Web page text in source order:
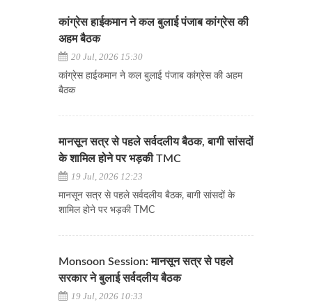
कांग्रेस हाईकमान ने कल बुलाई पंजाब कांग्रेस की
अहम बैठक
20 Jul, 2026 15:30
कांग्रेस हाईकमान ने कल बुलाई पंजाब कांग्रेस की अहम
बैठक
मानसून सत्र से पहले सर्वदलीय बैठक, बागी सांसदों
के शामिल होने पर भड़की TMC
19 Jul, 2026 12:23
मानसून सत्र से पहले सर्वदलीय बैठक, बागी सांसदों के
शामिल होने पर भड़की TMC
Monsoon Session: मानसून सत्र से पहले
सरकार ने बुलाई सर्वदलीय बैठक
19 Jul, 2026 10:33